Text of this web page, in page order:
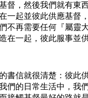
督，然後我們就有東
一起並彼此供應基督
不再需要任何『屬靈
在一起，彼此服事並供
書信就很清楚：彼此
們的日常生活中，我